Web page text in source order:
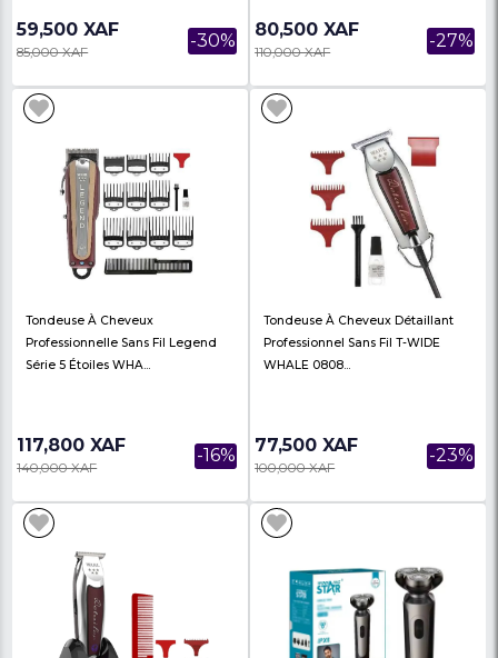
Tondeuse À Cheveux
Professionnelle Filaire Magic Clip
WHAL 08451-316H...
59,500 XAF
85,000 XAF
Tondeuse À Cheveux
Professionnelle Sans
Série 5 Étoiles WHA...
80,500 XAF
110,000 XAF
Tondeuse À Cheveux
Professionnelle Sans Fil Legend
Série 5 Étoiles WHA...
Professionnel Sans Fil
WHALE 0808...